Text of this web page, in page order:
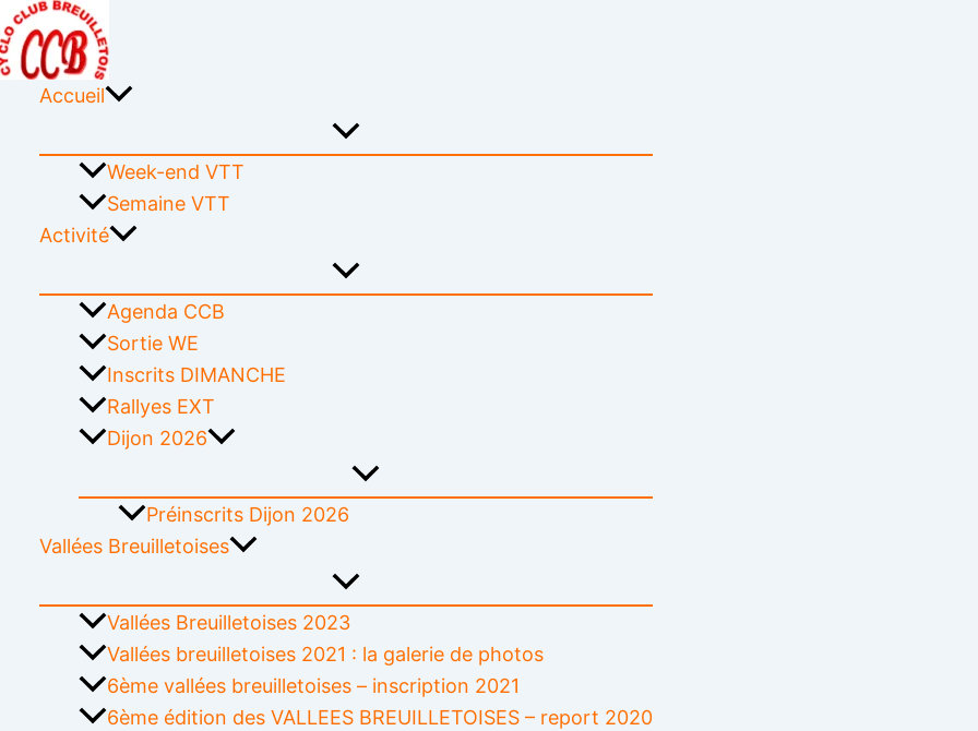
Aller
au
contenu
Accueil
Week-end VTT
Semaine VTT
Activité
Agenda CCB
Sortie WE
Inscrits DIMANCHE
Rallyes EXT
Dijon 2026
Préinscrits Dijon 2026
Vallées Breuilletoises
Vallées Breuilletoises 2023
Vallées breuilletoises 2021 : la galerie de photos
6ème vallées breuilletoises – inscription 2021
6ème édition des VALLEES BREUILLETOISES – report 2020
Assemblée
Générale
2023